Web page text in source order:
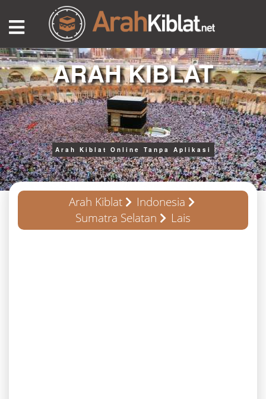
ARAH KIBLAT
Arah Kiblat Online Tanpa Aplikasi
Arah Kiblat
Indonesia
Sumatra Selatan
Lais